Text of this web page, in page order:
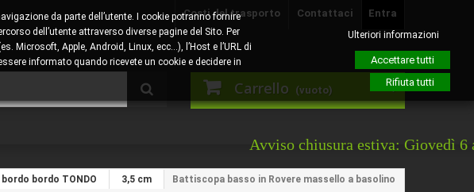
Entra
Contattaci
Costi del trasporto
Carrello (vuoto)
Avviso chiusura estiva: Giovedì 6 agosto
bordo TONDO 3,5 cm
Battiscopa basso in Rovere massello a basolino
da parte dell’utente. I cookie potranno fornire
dell’utente attraverso diverse pagine del Sito. Per
Apple, Android, Linux, ecc…), l’Host e l’URL di
informato quando ricevete un cookie e decidere in
Ulteriori informazioni
Accettare tutti
Rifiuta tutti